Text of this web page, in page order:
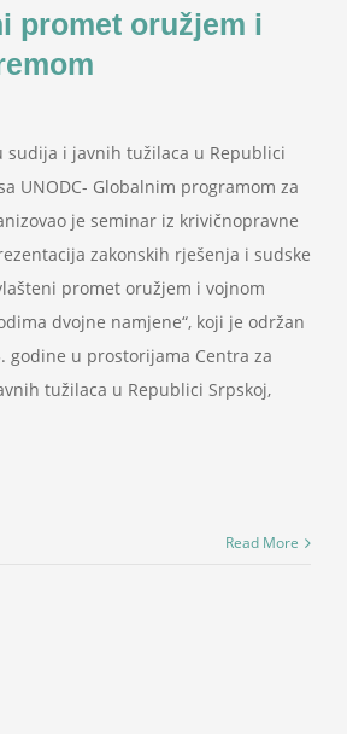
promet oružjem i
sudija i javnih tužilaca u Republici
UNODC- Globalnim programom za
je seminar iz krivičnopravne
zakonskih rješenja i sudske
promet oružjem i vojnom
dvojne namjene“, koji je održan
godine u prostorijama Centra za
tužilaca u Republici Srpskoj,
Read More